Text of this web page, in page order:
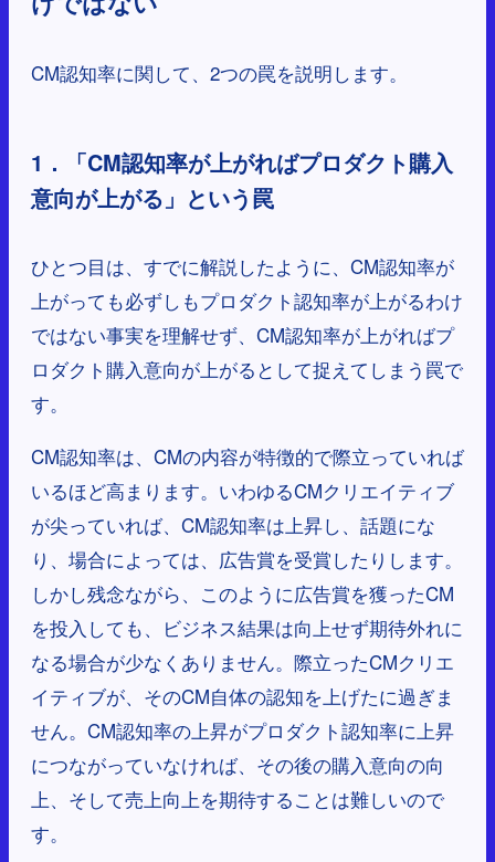
CM認知率に関して、2つの罠を説明します。
1．「CM認知率が上がればプロダクト購入
意向が上がる」という罠
ひとつ目は、すでに解説したように、CM認知率が
上がっても必ずしもプロダクト認知率が上がるわけ
ではない事実を理解せず、CM認知率が上がればプ
ロダクト購入意向が上がるとして捉えてしまう罠で
す。
CM認知率は、CMの内容が特徴的で際立っていれば
いるほど高まります。いわゆるCMクリエイティブ
が尖っていれば、CM認知率は上昇し、話題にな
り、場合によっては、広告賞を受賞したりします。
しかし残念ながら、このように広告賞を獲ったCM
を投入しても、ビジネス結果は向上せず期待外れに
なる場合が少なくありません。際立ったCMクリエ
イティブが、そのCM自体の認知を上げたに過ぎま
せん。CM認知率の上昇がプロダクト認知率に上昇
につながっていなければ、その後の購入意向の向
上、そして売上向上を期待することは難しいので
す。